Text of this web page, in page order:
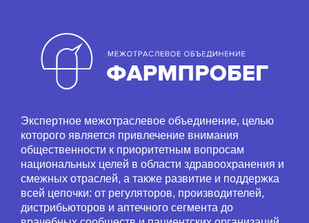
Экспертное межотраслевое объединение, целью
которого является привлечение внимания
общественности к приоритетным вопросам
национальных целей в области здравоохранения и
смежных отраслей, а также развитие и поддержка
всей цепочки: от регуляторов, производителей,
дистрибьюторов и аптечного сегмента до